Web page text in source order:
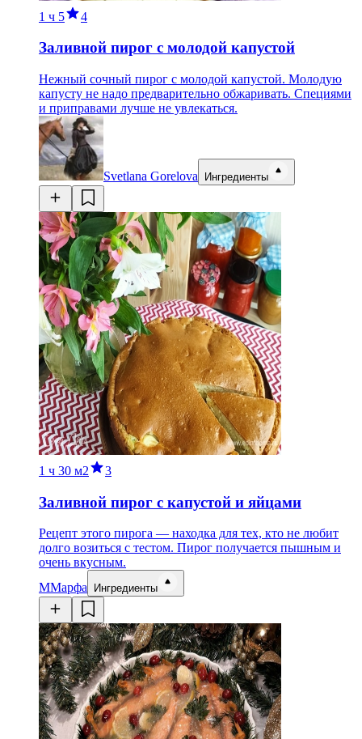
1 ч 5 4
Заливной пирог с молодой капустой
Нежный сочный пирог c молодой капустой. Молодую
капусту не надо предварительно обжаривать. Специями
и приправами лучше не увлекаться.
Svetlana Gorelova Ингредиенты
1 ч 30 м2 3
Заливной пирог с капустой и яйцами
Рецепт этого пирога — находка для тех, кто не любит
долго возиться с тестом. Пирог получается пышным и
очень вкусным.
ММарфа Ингредиенты